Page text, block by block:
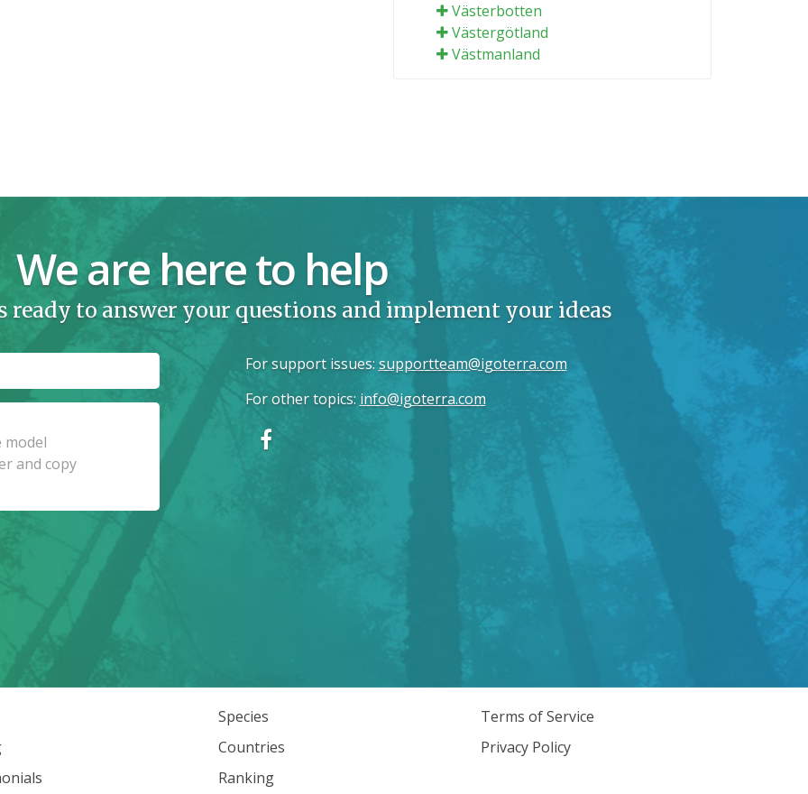
Västerbotten
Västergötland
Västmanland
We are here to help
ready to answer your questions and implement your ideas
For support issues: supportteam@igoterra.com
For other topics: info@igoterra.com
Species
Countries
Ranking
Terms of Service
Privacy Policy